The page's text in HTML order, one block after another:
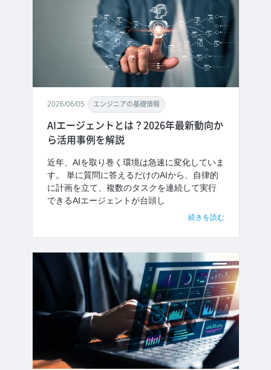
2026/06/05 エンジニアの基礎情報
AIエージェントとは？2026年最新動向か
ら活用事例を解説
近年、AIを取り巻く環境は急速に変化していま
す。 単に質問に答えるだけのAIから、自律的
に計画を立て、複数のタスクを連続して実行
できるAIエージェントが台頭し
続きを読む